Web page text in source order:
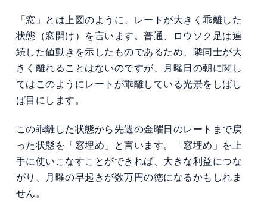
「窓」とは上図のように、レートが大きく乖離した
状態（窓開け）を言います。普通、ロウソク足は連
続した値動きを示したものであるため、隣同士が大
きく離れることはないのですが、月曜日の朝に関し
てはこのようにレートが乖離している光景をしばし
ば目にします。
この乖離した状態から先週の金曜日のレートまで戻
った状態を「窓埋め」と言います。「窓埋め」を上
手に使いこなすことができれば、大きな利益につな
がり、月曜の早起きが数万円の徳になるかもしれま
せん。